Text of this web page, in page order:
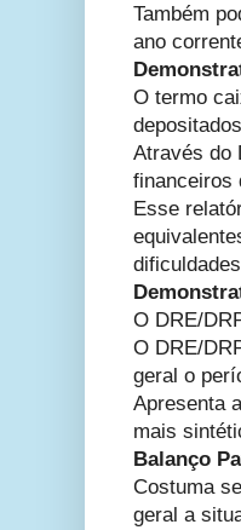
Também
ano
O termo
Através do
financeiros
Esse
O DRE/
O DRE/
geral o
Apresenta
mais
Balanço
Costuma
geral a